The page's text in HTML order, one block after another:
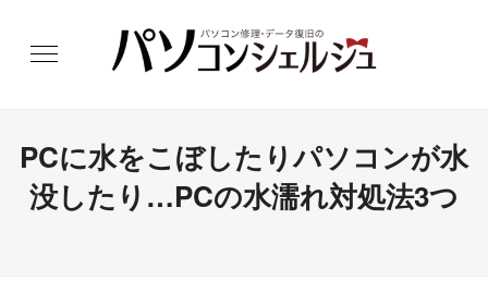
PCに水をこぼしたりパソコンが水
没したり…PCの水濡れ対処法3つ